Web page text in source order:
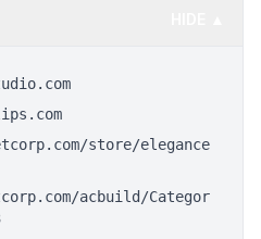
store/elegance
acbuild/Categor